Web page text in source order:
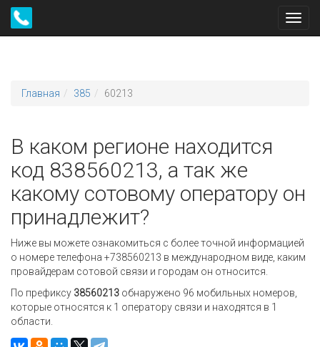
Главная 385 60213
В каком регионе находится
код 838560213, а так же
какому сотовому оператору он
принадлежит?
Ниже вы можете ознакомиться с более точной информацией
о номере телефона +738560213 в международном виде, каким
провайдерам сотовой связи и городам он относится.
По префиксу 38560213 обнаружено 96 мобильных номеров,
которые относятся к 1 оператору связи и находятся в 1
области.